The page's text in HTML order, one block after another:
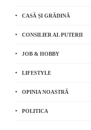
CASĂ ȘI GRĂDINĂ
CONSILIER AL PUTERII
JOB & HOBBY
LIFESTYLE
OPINIA NOASTRĂ
POLITICA